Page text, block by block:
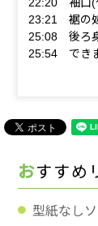
23:21 裾の
25:08 後ろ
25:54 でき
おすす
型紙なし